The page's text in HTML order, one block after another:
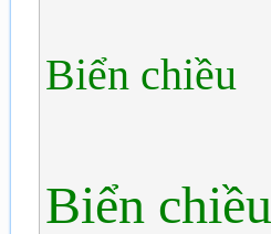
Biển chiều
Biển